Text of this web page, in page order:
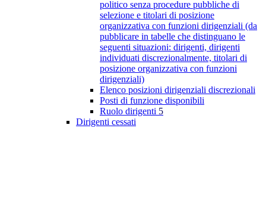
politico senza procedure pubbliche di
selezione e titolari di posizione
organizzativa con funzioni dirigenziali (da
pubblicare in tabelle che distinguano le
seguenti situazioni: dirigenti, dirigenti
individuati discrezionalmente, titolari di
posizione organizzativa con funzioni
dirigenziali)
Elenco posizioni dirigenziali discrezionali
Posti di funzione disponibili
Ruolo dirigenti 5
Dirigenti cessati